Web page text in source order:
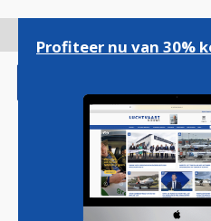
gaan
Magazine
Profiteer nu van 30%